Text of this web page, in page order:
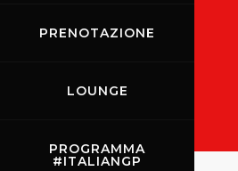
PRENOTAZIONE
LOUNGE
PROGRAMMA
#ITALIANGP
Rossocorsa